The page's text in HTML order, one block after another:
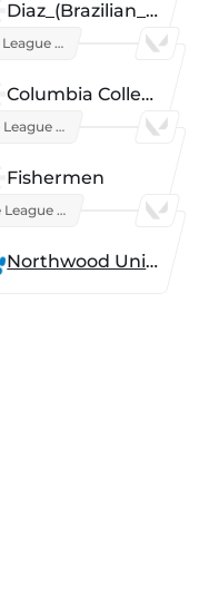
Diaz_(Brazilian_Player)
PlayVS College League 2025: Fall
Columbia College
PlayVS College League 2025: Fall
Fishermen
PlayVS College League 2025: Fall
Northwood University